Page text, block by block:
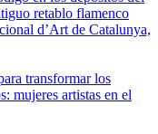
retablo flamenco
d’Art de Catalunya,
transformar los
mujeres artistas en el